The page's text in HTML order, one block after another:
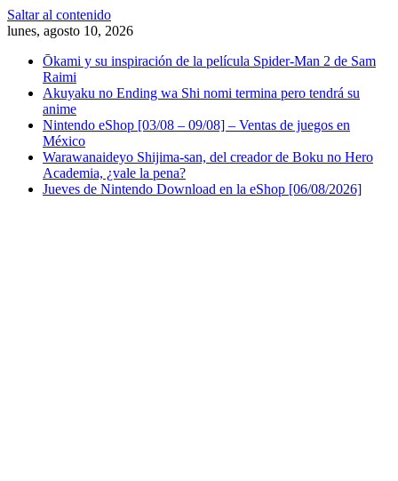
Saltar al contenido
lunes, agosto 10, 2026
Ōkami y su inspiración de la película Spider-Man 2 de Sam
Raimi
Akuyaku no Ending wa Shi nomi termina pero tendrá su
anime
Nintendo eShop [03/08 – 09/08] – Ventas de juegos en
México
Warawanaideyo Shijima-san, del creador de Boku no Hero
Academia, ¿vale la pena?
Jueves de Nintendo Download en la eShop [06/08/2026]